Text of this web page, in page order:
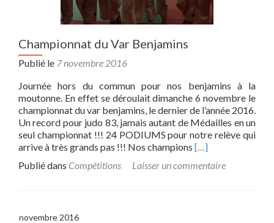
Championnat du Var Benjamins
Publié le 7 novembre 2016
Journée hors du commun pour nos benjamins à la
moutonne. En effet se déroulait dimanche 6 novembre le
championnat du var benjamins, le dernier de l’année 2016.
Un record pour judo 83, jamais autant de Médailles en un
seul championnat !!! 24 PODIUMS pour notre relève qui
arrive à très grands pas !!! Nos champions Read
about
[…]
Publié dans Compétitions Laisser un commentaire
novembre 2016